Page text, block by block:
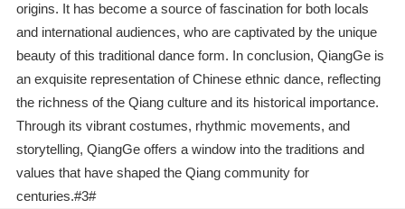
origins. It has become a source of fascination for both locals
and international audiences, who are captivated by the unique
beauty of this traditional dance form. In conclusion, QiangGe is
an exquisite representation of Chinese ethnic dance, reflecting
the richness of the Qiang culture and its historical importance.
Through its vibrant costumes, rhythmic movements, and
storytelling, QiangGe offers a window into the traditions and
values that have shaped the Qiang community for
centuries.#3#